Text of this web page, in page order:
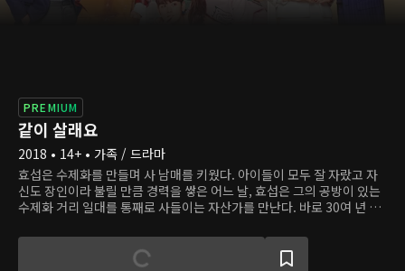
PREMIUM
같이 살래요
2018 • 14+ • 가족 / 드라마
효섭은 수제화를 만들며 사 남매를 키웠다. 아이들이 모두 잘 자랐고 자
신도 장인이라 불릴 만큼 경력을 쌓은 어느 날, 효섭은 그의 공방이 있는
수제화 거리 일대를 통째로 사들이는 자산가를 만난다. 바로 30여 년 전
알게 된 두 사람은 다시 사랑에 빠지고 남은 생을 함께 하기로 한다. 하지
만 효섭의 네 자녀에겐 어느 날 갑자기 등장한 건물주 새엄마의 존재가